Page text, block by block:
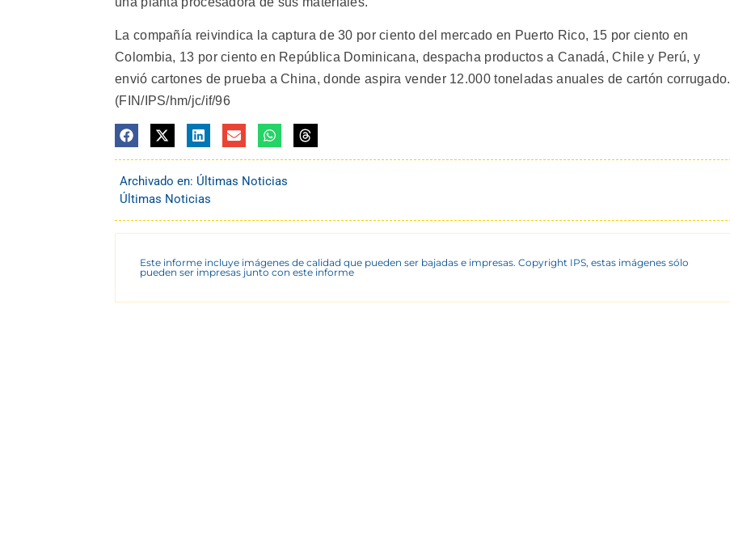
La compañía reivindica la captura de 30 por ciento del mercado en Puerto Rico, 15 por ciento en
Colombia, 13 por ciento en República Dominicana, despacha productos a Canadá, Chile y Perú, y
envió cartones de prueba a China, donde aspira vender 12.000 toneladas anuales de cartón corrugado.
(FIN/IPS/hm/jc/if/96
Archivado en: Últimas Noticias
Últimas Noticias
Este informe incluye imágenes de calidad que pueden ser bajadas e impresas. Copyright IPS, estas imágenes sólo
pueden ser impresas junto con este informe